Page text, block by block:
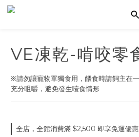
VE凍乾-啃咬零
※請勿讓寵物單獨食用，餵食時請飼主在
充分咀嚼，避免發生噎食情形
全店，全館消費滿 $2,500 即享免運優惠